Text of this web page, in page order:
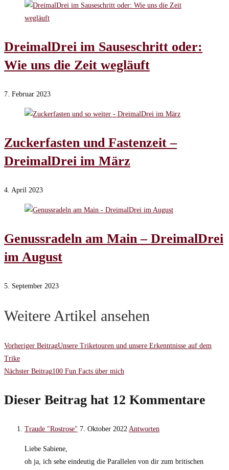
DreimalDrei im Sauseschritt oder:
Wie uns die Zeit wegläuft
7. Februar 2023
Zuckerfasten und Fastenzeit –
DreimalDrei im März
4. April 2023
Genussradeln am Main – DreimalDrei
im August
5. September 2023
Weitere Artikel ansehen
Vorheriger BeitragUnsere Triketouren und unsere Erkenntnisse auf dem
Trike
Nächster Beitrag100 Fun Facts über mich
Dieser Beitrag hat 12 Kommentare
Traude "Rostrose" 7. Oktober 2022 Antworten
Liebe Sabiene,
oh ja, ich sehe eindeutig die Parallelen von dir zum britischen